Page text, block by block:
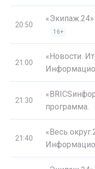
20:50
16+
21:00
«Новости.
21:30
программа.
21:40
«Весь